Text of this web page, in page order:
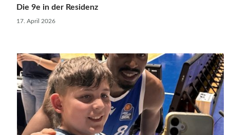
Die 9e in der Residenz
17. April 2026